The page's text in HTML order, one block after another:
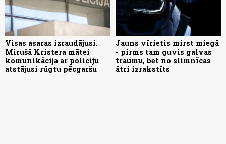
Visas asaras izraudājusi.
Mirušā Kristera mātei
komunikācija ar policiju
atstājusi rūgtu pēcgaršu
Jauns vīrietis mirst miegā
- pirms tam guvis galvas
traumu, bet no slimnīcas
ātri izrakstīts